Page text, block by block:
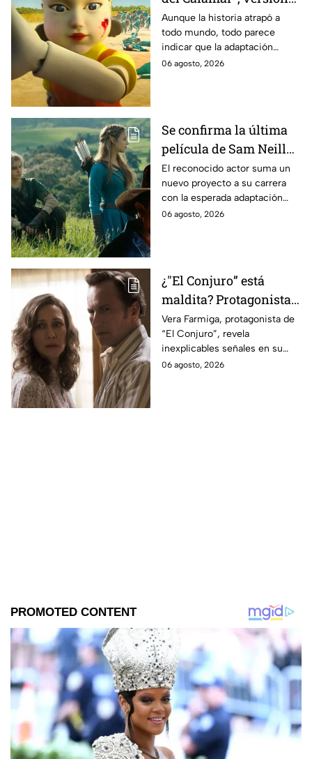
Estados Unidos? Esto
es lo que se sabe al
momento
Aunque la historia atrapó a
todo mundo, todo parece
indicar que la adaptación
podría ser cancelada:
06 agosto, 2026
Se confirma la última
película de Sam Neill
antes de morir: esto es
lo que se sabe hasta
ahora
El reconocido actor suma un
nuevo proyecto a su carrera
con la esperada adaptación
cinematográfica del popular
06 agosto, 2026
¿"El Conjuro” está
maldita? Protagonista
revela INQUIETANTES
señales en su cuerpo
durante la grabación de
la película
Vera Farmiga, protagonista de
“El Conjuro”, revela
inexplicables señales en su
cuerpo durante el rodaje de la
06 agosto, 2026